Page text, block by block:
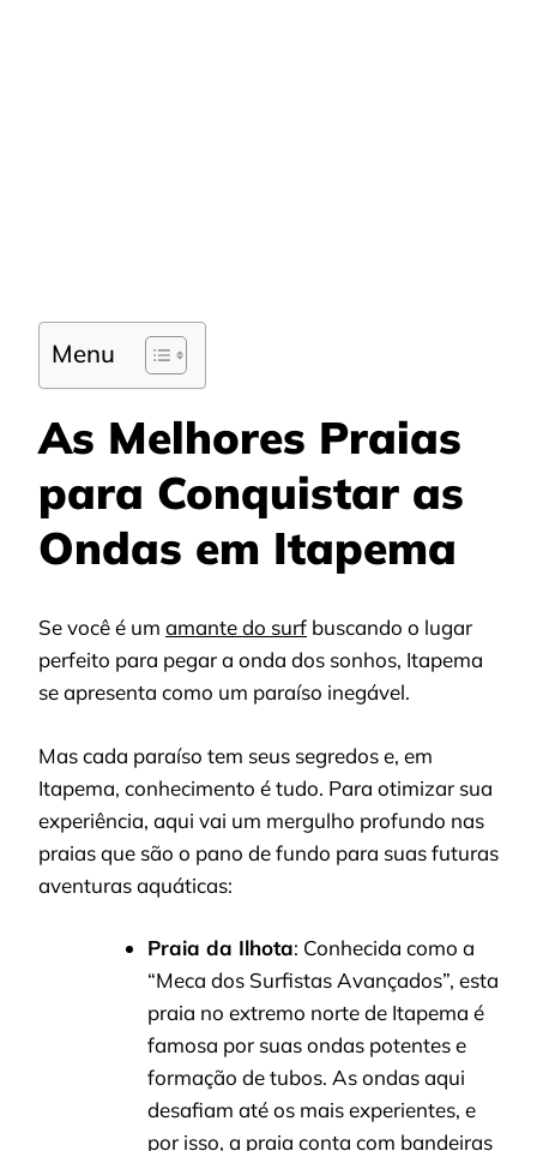
Menu
As Melhores Praias
para Conquistar as
Ondas em Itapema
Se você é um amante do surf buscando o lugar
perfeito para pegar a onda dos sonhos, Itapema
se apresenta como um paraíso inegável.
Mas cada paraíso tem seus segredos e, em
Itapema, conhecimento é tudo. Para otimizar sua
experiência, aqui vai um mergulho profundo nas
praias que são o pano de fundo para suas futuras
aventuras aquáticas:
Praia da Ilhota: Conhecida como a
“Meca dos Surfistas Avançados”, esta
praia no extremo norte de Itapema é
famosa por suas ondas potentes e
formação de tubos. As ondas aqui
desafiam até os mais experientes, e
por isso, a praia conta com bandeiras